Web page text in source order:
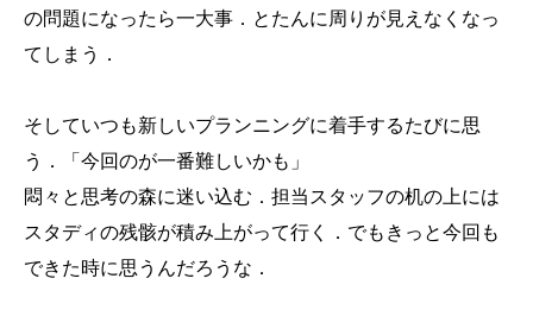
の問題になったら一大事．とたんに周りが見えなくなっ
てしまう．
そしていつも新しいプランニングに着手するたびに思
う．「今回のが一番難しいかも」
悶々と思考の森に迷い込む．担当スタッフの机の上には
スタディの残骸が積み上がって行く．でもきっと今回も
できた時に思うんだろうな．